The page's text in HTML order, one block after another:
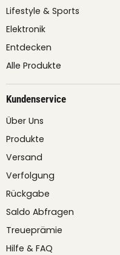
Lifestyle & Sports
Elektronik
Entdecken
Alle Produkte
Kundenservice
Über Uns
Produkte
Versand
Verfolgung
Rückgabe
Saldo Abfragen
Treueprämie
Hilfe & FAQ